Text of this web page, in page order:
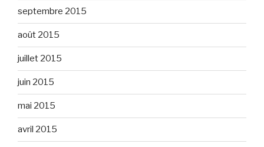
septembre 2015
août 2015
juillet 2015
juin 2015
mai 2015
avril 2015